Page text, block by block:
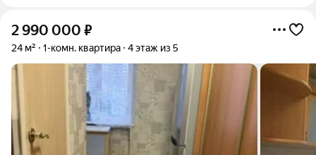
2 990 000 ₽
24 м² 1-комн. квартира 4 этаж из 5